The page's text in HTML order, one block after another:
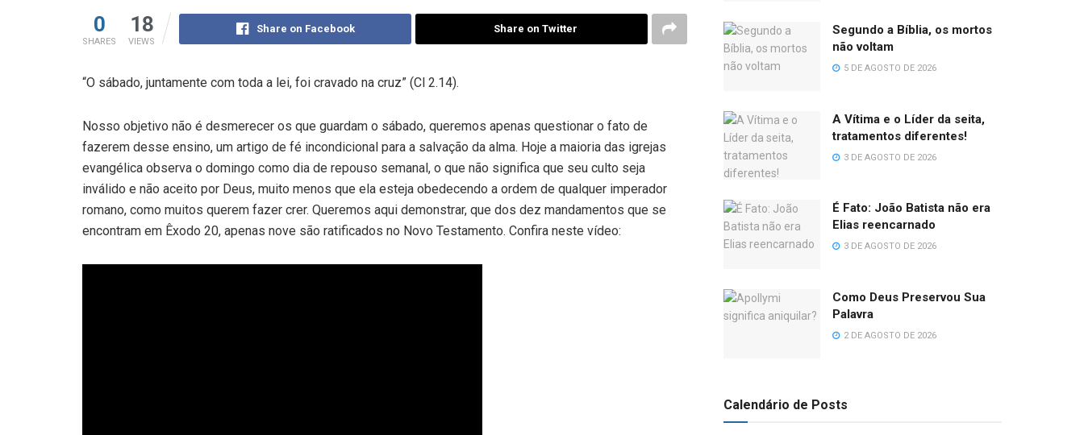
0
SHARES
18
VIEWS
Share on Facebook Share on Twitter
“O sábado, juntamente com toda a lei, foi cravado na cruz” (Cl 2.14).
Nosso objetivo não é desmerecer os que guardam o sábado, queremos apenas questionar o fato de
fazerem desse ensino, um artigo de fé incondicional para a salvação da alma. Hoje a maioria das igrejas
evangélica observa o domingo como dia de repouso semanal, o que não significa que seu culto seja
inválido e não aceito por Deus, muito menos que ela esteja obedecendo a ordem de qualquer imperador
romano, como muitos querem fazer crer. Queremos aqui demonstrar, que dos dez mandamentos que se
encontram em Êxodo 20, apenas nove são ratificados no Novo Testamento. Confira neste vídeo:
Segundo a Bíblia, os mortos
não voltam
5 DE AGOSTO DE 2026
A Vítima e o Líder da seita,
tratamentos diferentes!
3 DE AGOSTO DE 2026
É Fato: João Batista não era
Elias reencarnado
3 DE AGOSTO DE 2026
Como Deus Preservou Sua
Palavra
2 DE AGOSTO DE 2026
Calendário de Posts